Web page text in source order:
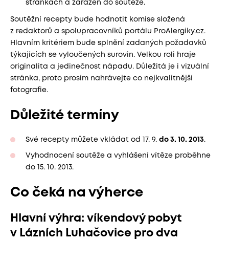
stránkách a zařazen do soutěže.
Soutěžní recepty bude hodnotit komise složená
z redaktorů a spolupracovníků portálu ProAlergiky.cz.
Hlavním kritériem bude splnění zadaných požadavků
týkajících se vyloučených surovin. Velkou roli hraje
originalita a jedinečnost nápadu. Důležitá je i vizuální
stránka, proto prosím nahrávejte co nejkvalitnější
fotografie.
Důležité termíny
Své recepty můžete vkládat od 17. 9. do 3. 10. 2013.
Vyhodnocení soutěže a vyhlášení vítěze proběhne
do 15. 10. 2013.
Co čeká na výherce
Hlavní výhra: víkendový pobyt
v Lázních Luhačovice pro dva